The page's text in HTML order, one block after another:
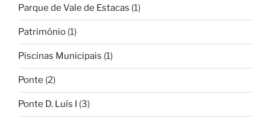
Parque de Vale de Estacas (1)
Património (1)
Piscinas Municipais (1)
Ponte (2)
Ponte D. Luís I (3)